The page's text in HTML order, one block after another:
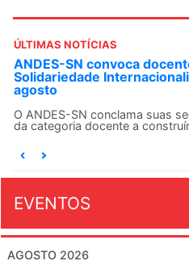
ÚLTIMAS NOTÍCIAS
ANDES-SN convoca
Solidariedade
agosto
O ANDES-SN conclama suas
da categoria docente a
EVENTOS
AGOSTO 2026